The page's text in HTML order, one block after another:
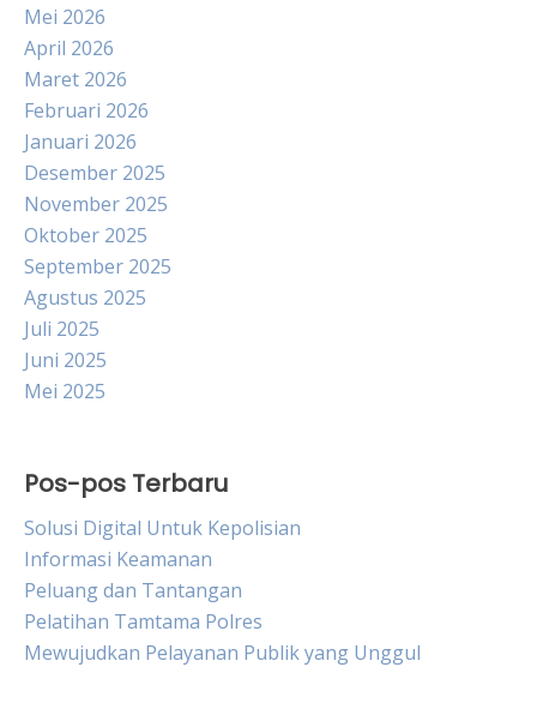
Mei 2026
April 2026
Maret 2026
Februari 2026
Januari 2026
Desember 2025
November 2025
Oktober 2025
September 2025
Agustus 2025
Juli 2025
Juni 2025
Mei 2025
Pos-pos Terbaru
Solusi Digital Untuk Kepolisian
Informasi Keamanan
Peluang dan Tantangan
Pelatihan Tamtama Polres
Mewujudkan Pelayanan Publik yang Unggul